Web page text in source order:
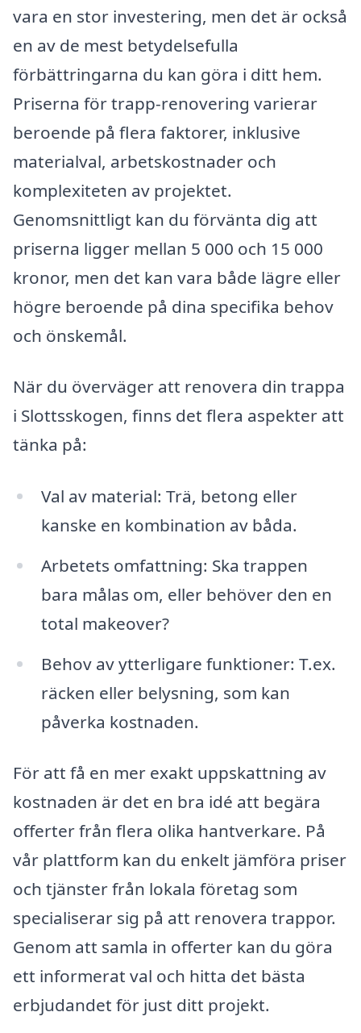
vara en stor investering, men det är också
en av de mest betydelsefulla
förbättringarna du kan göra i ditt hem.
Priserna för trapp-renovering varierar
beroende på flera faktorer, inklusive
materialval, arbetskostnader och
komplexiteten av projektet.
Genomsnittligt kan du förvänta dig att
priserna ligger mellan 5 000 och 15 000
kronor, men det kan vara både lägre eller
högre beroende på dina specifika behov
och önskemål.
När du överväger att renovera din trappa
i Slottsskogen, finns det flera aspekter att
tänka på:
Val av material: Trä, betong eller
kanske en kombination av båda.
Arbetets omfattning: Ska trappen
bara målas om, eller behöver den en
total makeover?
Behov av ytterligare funktioner: T.ex.
räcken eller belysning, som kan
påverka kostnaden.
För att få en mer exakt uppskattning av
kostnaden är det en bra idé att begära
offerter från flera olika hantverkare. På
vår plattform kan du enkelt jämföra priser
och tjänster från lokala företag som
specialiserar sig på att renovera trappor.
Genom att samla in offerter kan du göra
ett informerat val och hitta det bästa
erbjudandet för just ditt projekt.